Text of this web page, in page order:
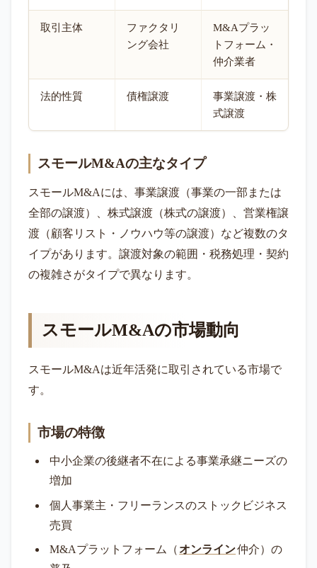
取引主体
ファクタリ
ング会社
M&Aプラッ
トフォーム・
仲介業者
法的性質 債権譲渡
事業譲渡・株
式譲渡
スモールM&Aの主なタイプ
スモールM&Aには、事業譲渡（事業の一部または
全部の譲渡）、株式譲渡（株式の譲渡）、営業権譲
渡（顧客リスト・ノウハウ等の譲渡）など複数のタ
イプがあります。譲渡対象の範囲・税務処理・契約
の複雑さがタイプで異なります。
スモールM&Aの市場動向
スモールM&Aは近年活発に取引されている市場で
す。
市場の特徴
中小企業の後継者不在による事業承継ニーズの
増加
個人事業主・フリーランスのストックビジネス
売買
M&Aプラットフォーム（ オンライン仲介）の